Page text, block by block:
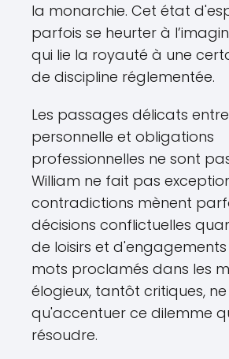
la monarchie. Cet état
parfois se heurter à
qui lie la royauté à une
de discipline réglementée.
Les passages délicats
personnelle et obligations
professionnelles ne sont
William ne fait pas
contradictions mènent
décisions conflictuelles
de loisirs et d'engagements
mots proclamés dans les
élogieux, tantôt critiques,
qu'accentuer ce dilemme
résoudre.